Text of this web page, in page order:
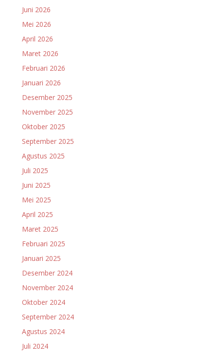
Juni 2026
Mei 2026
April 2026
Maret 2026
Februari 2026
Januari 2026
Desember 2025
November 2025
Oktober 2025
September 2025
Agustus 2025
Juli 2025
Juni 2025
Mei 2025
April 2025
Maret 2025
Februari 2025
Januari 2025
Desember 2024
November 2024
Oktober 2024
September 2024
Agustus 2024
Juli 2024